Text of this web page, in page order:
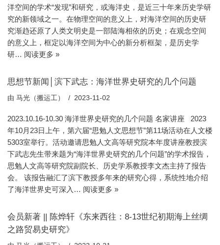
洋空间的学术“发现”和研究，或海洋史，是近三十年来历史学研
究的新领域之一。在物理空间的意义上，对海洋空间的历史研
究渐趋还原了人类文明史是一部陆海相依的历史；在观念空间
的意义上，框定以海洋空间为中心的新分析框架，是历史学
研… 阅读更多 »
思想节新闻│滨下武志：海洋世界史研究的几个问题
由 马光（搬运工） 2023-11-02
2023.10.16-10.30 海洋世界史研究的几个问题 名家讲座 2023
年10月23日上午，第六届“思勉人文思想节”第11场活动在人文楼
5303室举行。活动邀请思勉人文高等研究院本年度讲座教授滨
下武志先生带来题为“海洋世界史研究的几个问题”的学术报告，
思勉人文高等研究院副院长、历史学系教授李文杰主持了报告
会。 该报告融汇了滨下教授多年来的研究心得，系统性地介绍
了海洋世界史可深入… 阅读更多 »
会员新著 || 陈烨轩《东来西往：8-13世纪初期海上丝绸
之路贸易史研究》